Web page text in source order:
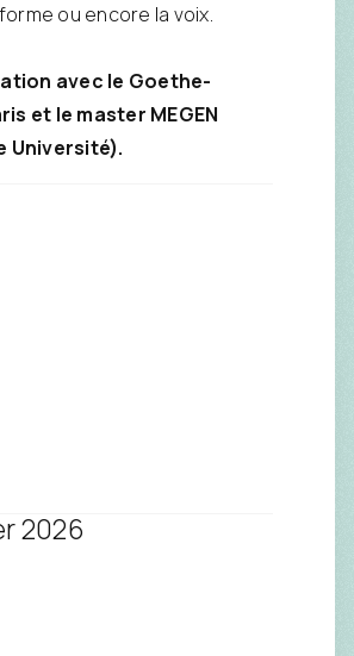
ou encore la voix.
avec le Goethe-
et le master MEGEN
Université).
2026